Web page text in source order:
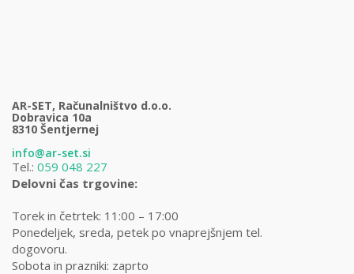
AR-SET, Računalništvo d.o.o.
Dobravica 10a
8310 Šentjernej
info@ar-set.si
Tel.: 059 048 227
Delovni čas trgovine:
Torek in četrtek: 11:00 – 17:00
Ponedeljek, sreda, petek po vnaprejšnjem tel.
dogovoru.
Sobota in prazniki: zaprto